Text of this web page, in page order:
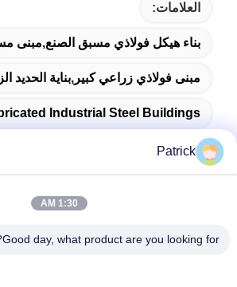
العلامات:
بناء هيكل فولاذي مسبق الصنع,مبنى
مبنى فولاذي زراعي كبير,بناية الحديد
Industrial Steel Buildings
العنوان
Patrick
1:30 AM
Good day, what product are you looking for?